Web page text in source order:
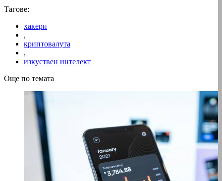
Тагове:
хакери
,
криптовалута
,
изкуствен интелект
Още по темата